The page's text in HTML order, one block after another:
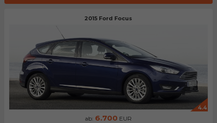
2015 Ford Focus
4.4
ab: 6.700 EUR